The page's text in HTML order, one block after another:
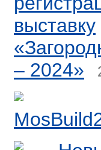
выставку
– 2024»